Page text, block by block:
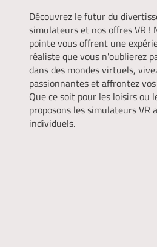
Découvrez le futur du
simulateurs et nos offres VR !
pointe vous offrent une
réaliste que vous n'oublierez
dans des mondes virtuels,
passionnantes et affrontez
Que ce soit pour les loisirs ou
proposons les simulateurs VR
individuels.